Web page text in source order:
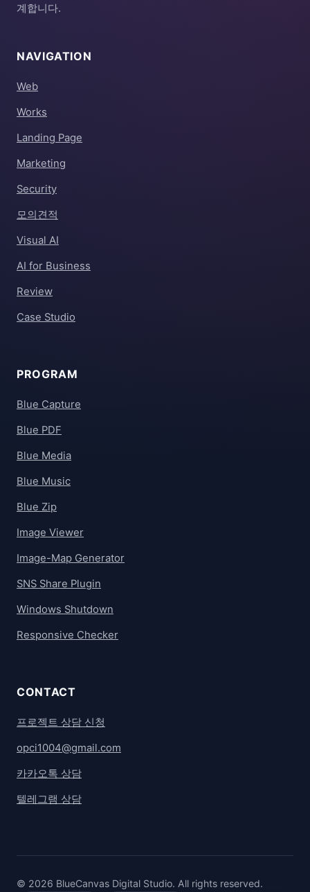
계합니다.
NAVIGATION
Web
Works
Landing Page
Marketing
Security
모의견적
Visual AI
AI for Business
Review
Case Studio
PROGRAM
Blue Capture
Blue PDF
Blue Media
Blue Music
Blue Zip
Image Viewer
Image-Map Generator
SNS Share Plugin
Windows Shutdown
Responsive Checker
CONTACT
프로젝트 상담 신청
opci1004@gmail.com
카카오톡 상담
텔레그램 상담
© 2026 BlueCanvas Digital Studio. All rights reserved.